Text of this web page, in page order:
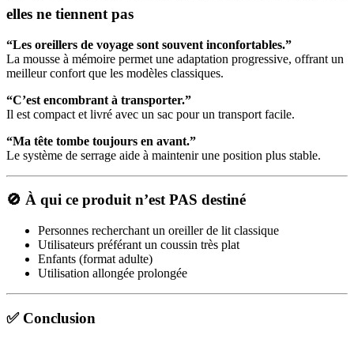
elles ne tiennent pas
“Les oreillers de voyage sont souvent inconfortables.”
La mousse à mémoire permet une adaptation progressive, offrant un
meilleur confort que les modèles classiques.
“C’est encombrant à transporter.”
Il est compact et livré avec un sac pour un transport facile.
“Ma tête tombe toujours en avant.”
Le système de serrage aide à maintenir une position plus stable.
🚫 À qui ce produit n’est PAS destiné
Personnes recherchant un oreiller de lit classique
Utilisateurs préférant un coussin très plat
Enfants (format adulte)
Utilisation allongée prolongée
✅ Conclusion